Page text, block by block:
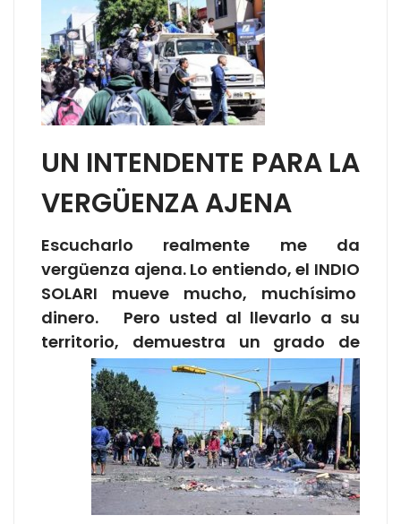
UN INTENDENTE PARA LA
VERGÜENZA AJENA
Escucharlo realmente me da
vergüenza ajena. Lo entiendo, el INDIO
SOLARI mueve mucho, muchísimo
dinero. Pero usted al llevarlo a su
territorio, demuestra un grado de